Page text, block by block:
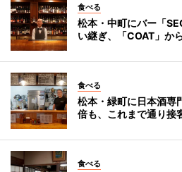
食べる
松本・中町にバー「
い継ぎ、「COAT」か
食べる
松本・緑町に日本酒
倍も、これまで通り接
食べる